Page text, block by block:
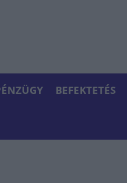
BEFEKTETÉS